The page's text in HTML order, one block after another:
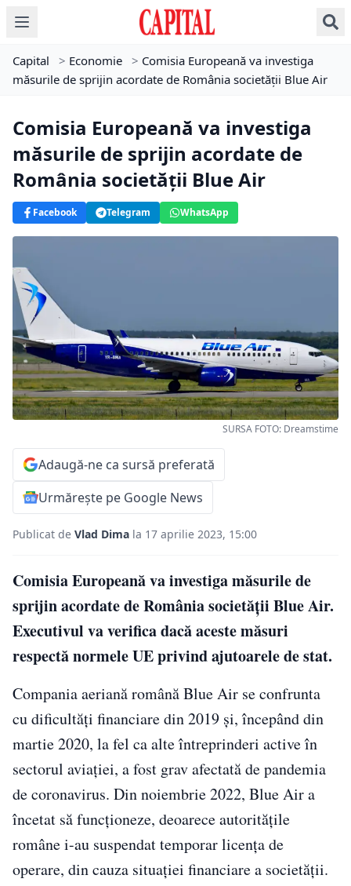
Capital > Economie > Comisia Europeană va investiga
măsurile de sprijin acordate de România societăţii Blue Air
Comisia Europeană va investiga
măsurile de sprijin acordate de
România societăţii Blue Air
Facebook Telegram WhatsApp
SURSA FOTO: Dreamstime
Adaugă-ne ca sursă preferată
Urmărește pe Google News
Publicat de Vlad Dima la 17 aprilie 2023, 15:00
Comisia Europeană va investiga măsurile de
sprijin acordate de România societăţii Blue Air.
Executivul va verifica dacă aceste măsuri
respectă normele UE privind ajutoarele de stat.
Compania aeriană română Blue Air se confrunta
cu dificultăţi financiare din 2019 şi, începând din
martie 2020, la fel ca alte întreprinderi active în
sectorul aviaţiei, a fost grav afectată de pandemia
de coronavirus. Din noiembrie 2022, Blue Air a
încetat să funcţioneze, deoarece autorităţile
române i-au suspendat temporar licenţa de
operare, din cauza situaţiei financiare a societăţii.